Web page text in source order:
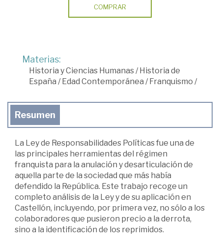
COMPRAR
Materias:
Historia y Ciencias Humanas/Historia de
España /Edad Contemporánea /Franquismo /
Resumen
La Ley de Responsabilidades Políticas fue una de
las principales herramientas del régimen
franquista para la anulación y desarticulación de
aquella parte de la sociedad que más había
defendido la República. Este trabajo recoge un
completo análisis de la Ley y de su aplicación en
Castellón, incluyendo, por primera vez, no sólo a los
colaboradores que pusieron precio a la derrota,
sino a la identificación de los reprimidos.